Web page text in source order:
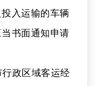
入运输的车辆
书面通知申请
政区域客运经